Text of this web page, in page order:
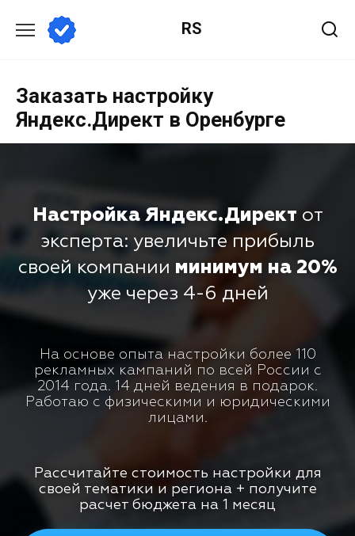
RS
Заказать настройку
Яндекс.Директ в Оренбурге
Настройка Яндекс.Директ от
эксперта: увеличьте прибыль
своей компании минимум на 20%
уже через 4-6 дней
На основе опыта настройки более 110
рекламных кампаний по всей России с
2014 года. 14 дней ведения в подарок.
Работаю с физическими и юридическими
лицами.
Рассчитайте стоимость настройки для
своей тематики и региона + получите
расчет бюджета на 1 месяц